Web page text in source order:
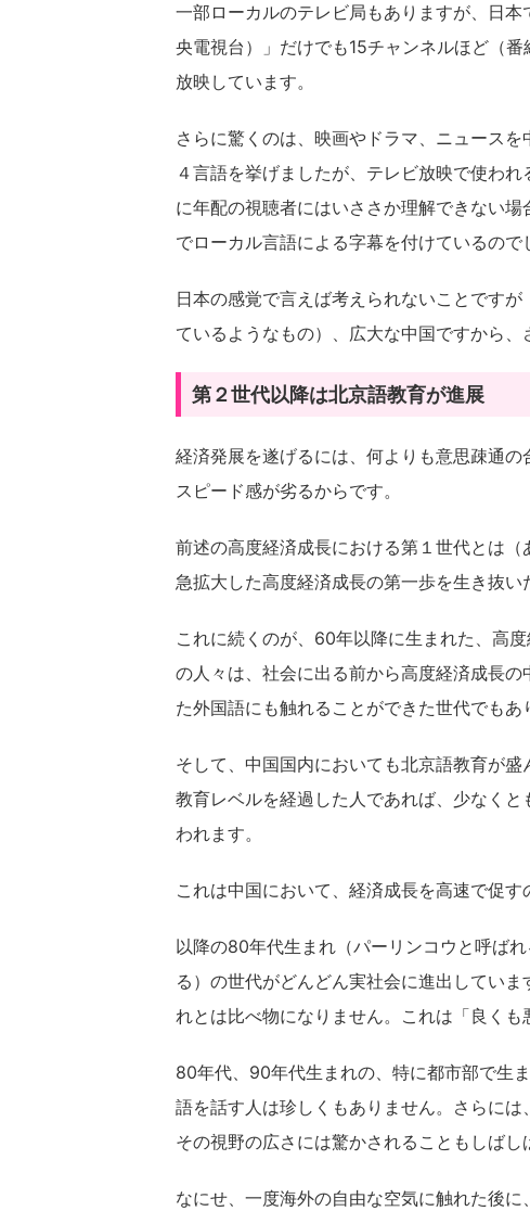
一部ローカルのテレビ局もありますが、日
央電視台）」だけでも15チャンネルほど（
放映しています。
さらに驚くのは、映画やドラマ、ニュース
４言語を挙げましたが、テレビ放映で使わ
に年配の視聴者にはいささか理解できない
でローカル言語による字幕を付けているので
日本の感覚で言えば考えられないことです
ているようなもの）、広大な中国ですから、
第２世代以降は北京語教育が進展
経済発展を遂げるには、何よりも意思疎通
スピード感が劣るからです。
前述の高度経済成長における第１世代とは
急拡大した高度経済成長の第一歩を生き抜い
これに続くのが、60年以降に生まれた、高
の人々は、社会に出る前から高度経済成長
た外国語にも触れることができた世代でもあ
そして、中国国内においても北京語教育が
教育レベルを経過した人であれば、少なく
われます。
これは中国において、経済成長を高速で促す
以降の80年代生まれ（パーリンコウと呼ば
る）の世代がどんどん実社会に進出してい
れとは比べ物になりません。これは「良く
80年代、90年代生まれの、特に都市部で生
語を話す人は珍しくもありません。さらには
その視野の広さには驚かされることもしばし
なにせ、一度海外の自由な空気に触れた後